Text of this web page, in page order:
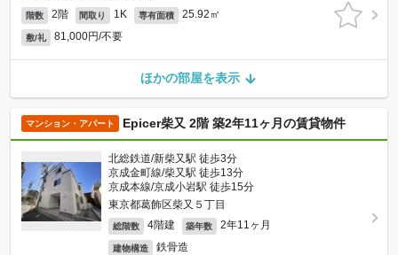
階数 2階 間取り 1K 専有面積 25.92㎡
敷/礼 81,000円/不要
ほかの部屋を表示
マンション・アパート Epicer柴又 2階 築2年11ヶ月の賃貸物件
北総鉄道/新柴又駅 徒歩3分
京成金町線/柴又駅 徒歩13分
京成本線/京成小岩駅 徒歩15分
東京都葛飾区柴又５丁目
総階数 4階建 築年数 2年11ヶ月
建物構造 鉄骨造